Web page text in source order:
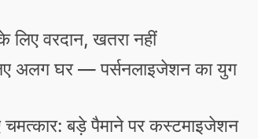
वरदान, खतरा नहीं
अलग घर — पर्सनलाइजेशन का युग
बड़े पैमाने पर कस्टमाइजेशन